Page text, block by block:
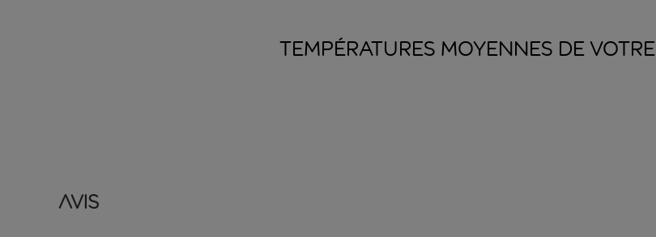
TEMPÉRATURES MOYENNES DE VOTRE
Avis